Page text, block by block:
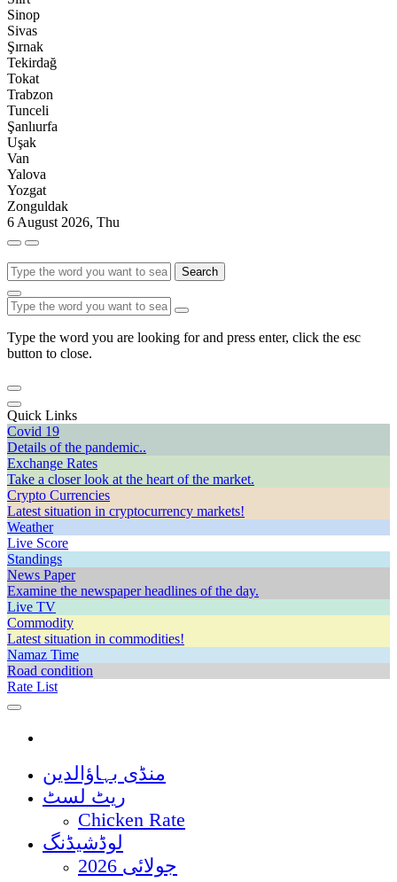
Sinop
Sivas
Şırnak
Tekirdağ
Tokat
Trabzon
Tunceli
Şanlıurfa
Uşak
Van
Yalova
Yozgat
Zonguldak
6 August 2026, Thu
Search
Type the word you are looking for and press enter, click the esc
button to close.
Quick Links
Covid 19
Details of the pandemic..
Exchange Rates
Take a closer look at the heart of the market.
Crypto Currencies
Latest situation in cryptocurrency markets!
Weather
Live Score
Standings
News Paper
Examine the newspaper headlines of the day.
Live TV
Commodity
Latest situation in commodities!
Namaz Time
Road condition
Rate List
منڈی بہاؤالدین
ریٹ لسٹ
Chicken Rate
لوڈشیڈنگ
جولائی 2026